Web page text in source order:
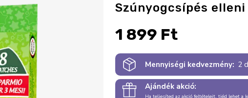
Szúnyogcsípés
1 899 Ft
Mennyiségi kedvezmény: 2
Ajándék akció: